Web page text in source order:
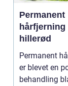
Permanent
hårfjerning
hillerød
Permanent
er blevet en
behandling